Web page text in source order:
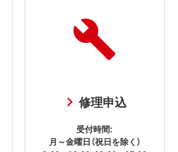
修理申込
受付時間:
月～金曜日（祝日を除く）